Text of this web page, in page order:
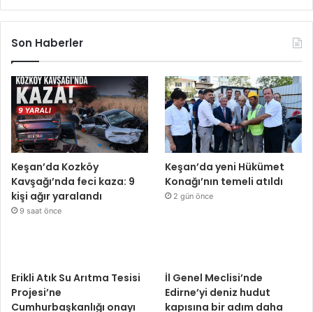
Son Haberler
Keşan’da Kozköy
Kavşağı’nda feci kaza: 9
kişi ağır yaralandı
9 saat önce
Keşan’da yeni Hükümet
Konağı’nın temeli atıldı
2 gün önce
Erikli Atık Su Arıtma Tesisi
Projesi’ne
Cumhurbaşkanlığı onayı
İl Genel Meclisi’nde
Edirne’yi deniz hudut
kapısına bir adım daha